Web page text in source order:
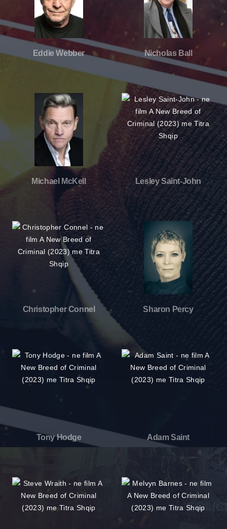
Eddie Webber Nicholas Ball
Michael McKell Lesley Saint-John
Christopher Connel Sharon Percy
Tony Hodge Adam Saint